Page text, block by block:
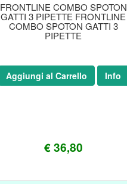
FRONTLINE COMBO SPOTON
GATTI 3 PIPETTE FRONTLINE
COMBO SPOTON GATTI 3
PIPETTE
€ 36,80
Aggiungi al Carrello Info